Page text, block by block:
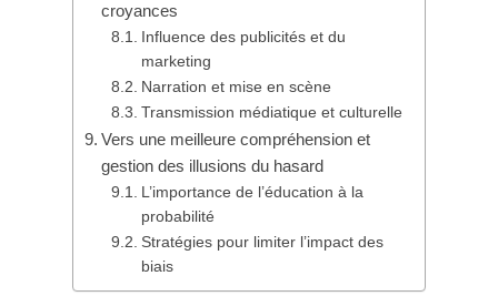
croyances
Influence des publicités et du
marketing
Narration et mise en scène
Transmission médiatique et culturelle
Vers une meilleure compréhension et
gestion des illusions du hasard
L’importance de l’éducation à la
probabilité
Stratégies pour limiter l’impact des
biais